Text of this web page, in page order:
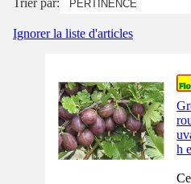
Trier par:
Ignorer la liste d'articles
h